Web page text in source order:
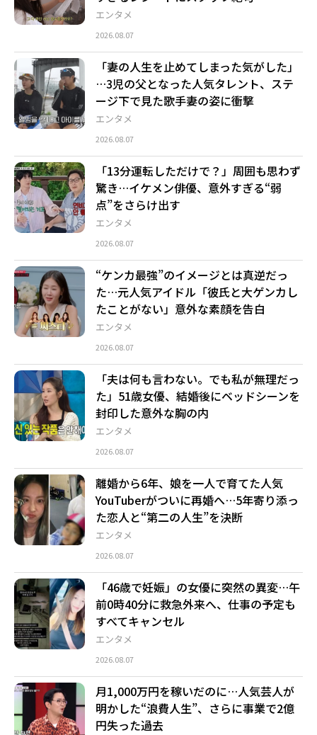
エンタメ
2026.08.07
エンタメ
「妻の人生を止めてしまった気がした」
…3児の父となった人気タレント、ステ
ージ下で見た歌手妻の姿に衝撃
2026.08.07
エンタメ
「13分運転しただけで？」周囲も思わず
驚き…イケメン俳優、意外すぎる“弱
点”をさらけ出す
2026.08.07
エンタメ
“ケンカ最強”のイメージとは真逆だっ
た…元人気アイドル「彼氏と大ゲンカし
たことがない」意外な素顔を告白
2026.08.07
エンタメ
「夫は何も言わない。でも私が無理だっ
た」51歳女優、結婚後にベッドシーンを
封印した意外な胸の内
2026.08.07
エンタメ
離婚から6年、娘を一人で育てた人気
YouTuberがついに再婚へ…5年寄り添っ
た恋人と“第二の人生”を決断
2026.08.07
エンタメ
「46歳で妊娠」の女優に突然の異変…午
前0時40分に救急外来へ、仕事の予定も
すべてキャンセル
2026.08.07
月1,000万円を稼いだのに…人気芸人が
明かした“浪費人生”、さらに事業で2億
円失った過去